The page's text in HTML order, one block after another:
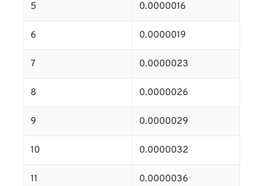
5 0.0000016
6 0.0000019
7 0.0000023
8 0.0000026
9 0.0000029
10 0.0000032
11 0.0000036